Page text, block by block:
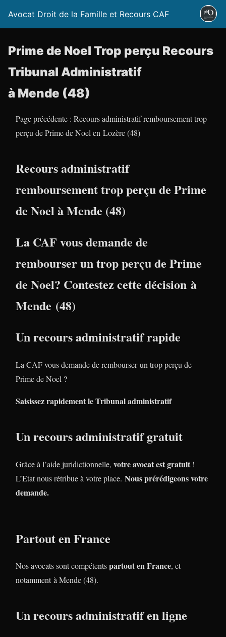
Avocat Droit de la Famille et Recours CAF
Prime de Noel Trop perçu Recours
Tribunal Administratif
à Mende (48)
Page précédente : Recours administratif remboursement trop
perçu de Prime de Noel en Lozère (48)
Recours administratif
remboursement trop perçu de Prime
de Noel à Mende (48)
La CAF vous demande de
rembourser un trop perçu de Prime
de Noel? Contestez cette décision à
Mende (48)
Un recours administratif rapide
La CAF vous demande de rembourser un trop perçu de
Prime de Noel ?
Saisissez rapidement le Tribunal administratif
Un recours administratif gratuit
Grâce à l’aide juridictionnelle, votre avocat est gratuit !
L’Etat nous rétribue à votre place. Nous prérédigeons votre
demande.
Partout en France
Nos avocats sont compétentspartout en France, et
notamment à Mende (48).
Un recours administratif en ligne